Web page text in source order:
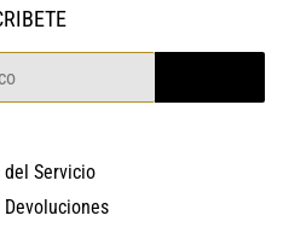
del Servicio